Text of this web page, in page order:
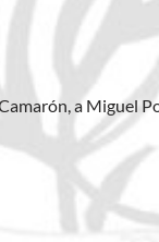
a Miguel